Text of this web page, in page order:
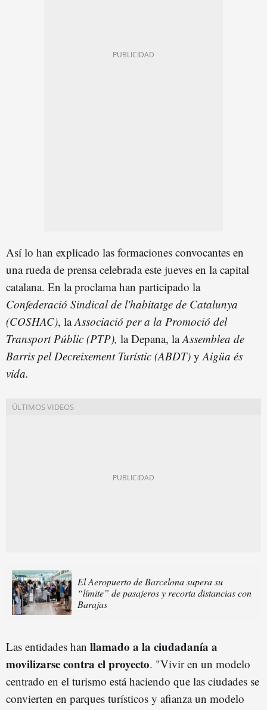
Así lo han explicado las formaciones convocantes en
una rueda de prensa celebrada este jueves en la capital
catalana. En la proclama han participado la
Confederació Sindicalde l'habitatge de Catalunya
(COSHAC), laAssociació per a la Promoció del
Transport Públic (PTP), la Depana, laAssemblea de
Barris pel Decreixement Turístic (ABDT) y Aigüa és
vida.
El Aeropuerto de Barcelona supera su
“límite” de pasajeros y recorta distancias con
Barajas
Las entidades han llamado a la ciudadanía a
movilizarse contra el proyecto. "Vivir en un modelo
centrado en el turismo está haciendo que las ciudades se
convierten en parques turísticos y afianza un modelo